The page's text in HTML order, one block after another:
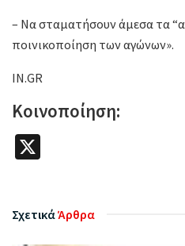
– Να σταματήσουν άμεσα τα
ποινικοποίηση των αγώνων».
IN.GR
Κοινοποίηση:
ΣχετικάΆρθρα